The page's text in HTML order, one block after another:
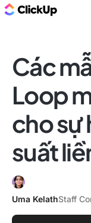
Các
Loop
cho sự
suất
Uma KelathStaff